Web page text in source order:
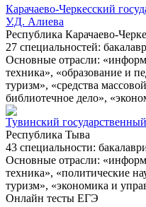
Карачаево-Черкесский
У.Д. Алиева
Республика Карачаево-
27 специальностей:
Основные отрасли:
техника», «образование и
туризм», «средства
библиотечное дело»,
Тувинский
Республика Тыва
43 специальности:
Основные отрасли:
техника», «политические
туризм», «экономика и
Онлайн тесты ЕГЭ